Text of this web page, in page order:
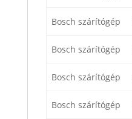
Bosch szárítógép
Bosch szárítógép
Bosch szárítógép
Bosch szárítógép